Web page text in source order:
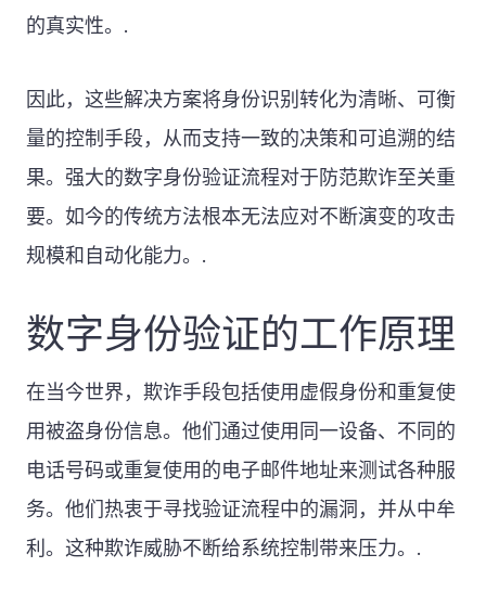
的真实性。.
因此，这些解决方案将身份识别转化为清晰、可衡
量的控制手段，从而支持一致的决策和可追溯的结
果。强大的数字身份验证流程对于防范欺诈至关重
要。如今的传统方法根本无法应对不断演变的攻击
规模和自动化能力。.
数字身份验证的工作原理
在当今世界，欺诈手段包括使用虚假身份和重复使
用被盗身份信息。他们通过使用同一设备、不同的
电话号码或重复使用的电子邮件地址来测试各种服
务。他们热衷于寻找验证流程中的漏洞，并从中牟
利。这种欺诈威胁不断给系统控制带来压力。.